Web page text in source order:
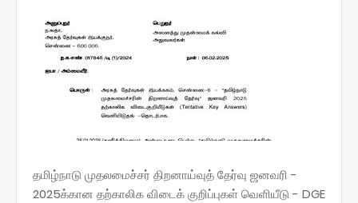
தமிழ்நாடு முதலமைச்சர் திறனாய்வுத் தேர்வு ஜனவரி -
2025க்கான தற்காலிக விடைக் குறிப்புகள் வெளியீடு - DGE